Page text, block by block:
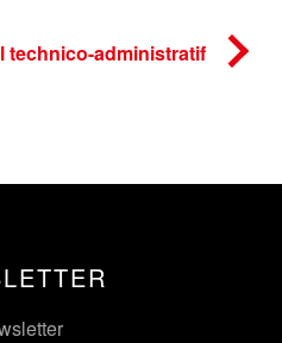
technico-administratif